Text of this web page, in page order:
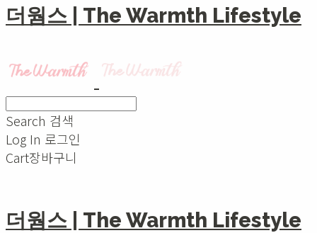
더웜스 | The Warmth Lifestyle
Search 검색
Log In 로그인
Cart장바구니
더웜스 | The Warmth Lifestyle